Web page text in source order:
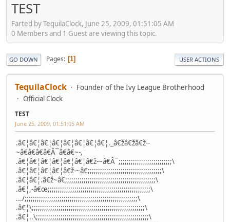
TEST
Farted by TequilaClock, June 25, 2009, 01:51:05 AM
0 Members and 1 Guest are viewing this topic.
GO DOWN Pages 1 USER ACTIONS
TequilaClock
Founder of the Ivy League Brotherhood
Official Clock
TEST
June 25, 2009, 01:51:05 AM
.â€¦â€¦â€¦â€¦â€¦â€¦â€¦â€¦._â€žâ€žâ€ž--
~â€â€â€â€Â¯â€â€~-,
.â€¦â€¦â€¦â€¦â€¦â€¦â€ž-~â€Â¯;;;;;;;;;;;;;;;;;;;;;;;;;;\
.â€¦â€¦â€¦â€¦â€ž-~â€;;;;;;;;;;;;;;;;;;;;;;;;;;;;;;;;;;;;\
.â€¦â€¦.â€ž~â€;;;;;;;;;;;;;;;;;;;;;;;;;;;;;;;;;;;;;;;;;;;;\
.â€¦,-â€œ;;;;;;;;;;;;;;;;;;;;;;;;;;;;;;;;;;;;;;;;;;;;;;;;;;\
.../;;;;;;;;;;;;;;;;;;;;;;;;;;;;;;;;;;;;;;;;;;;;;;;;;;;;;;;\
.â€¦\;;;;;;;;;;;;;;;;;;;;;;;;;;;;;;;;;;;;;;;;;;;;;;;;;;;;;;;\
.â€¦..\;;;;;;;;;;;;;;;;;;;;;;;;;;;;;;;;;;;;;;;;;;;;;;;;;;;;;;;\